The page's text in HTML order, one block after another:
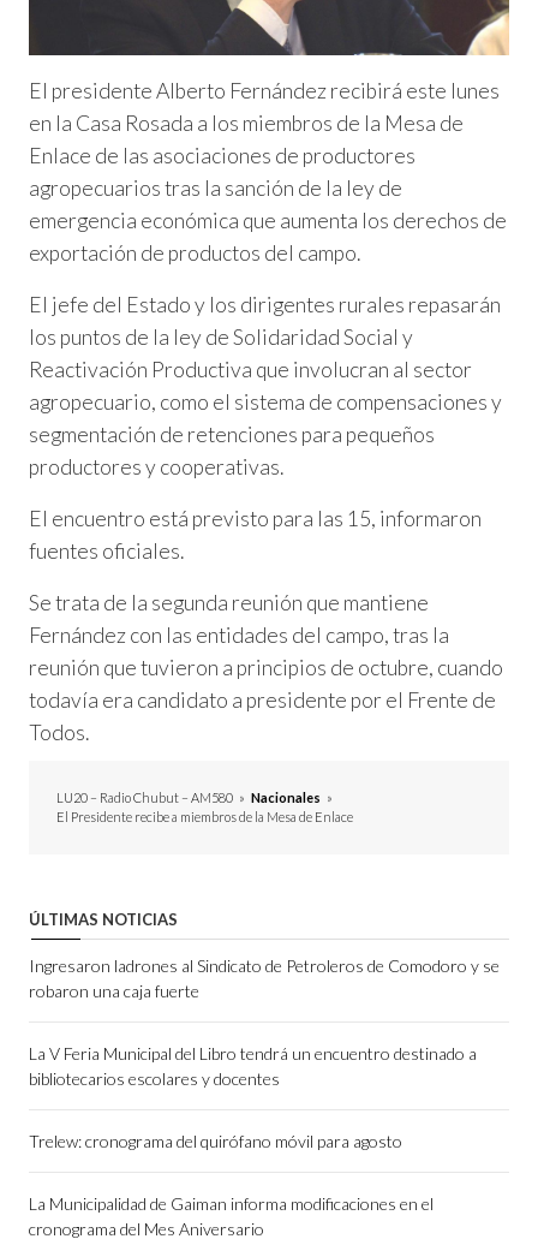
El presidente Alberto Fernández recibirá este lunes
en la Casa Rosada a los miembros de la Mesa de
Enlace de las asociaciones de productores
agropecuarios tras la sanción de la ley de
emergencia económica que aumenta los derechos de
exportación de productos del campo.
El jefe del Estado y los dirigentes rurales repasarán
los puntos de la ley de Solidaridad Social y
Reactivación Productiva que involucran al sector
agropecuario, como el sistema de compensaciones y
segmentación de retenciones para pequeños
productores y cooperativas.
El encuentro está previsto para las 15, informaron
fuentes oficiales.
Se trata de la segunda reunión que mantiene
Fernández con las entidades del campo, tras la
reunión que tuvieron a principios de octubre, cuando
todavía era candidato a presidente por el Frente de
Todos.
LU20 – Radio Chubut – AM580 » Nacionales »
El Presidente recibe a miembros de la Mesa de Enlace
ÚLTIMAS NOTICIAS
Ingresaron ladrones al Sindicato de Petroleros de Comodoro y se
robaron una caja fuerte
La V Feria Municipal del Libro tendrá un encuentro destinado a
bibliotecarios escolares y docentes
Trelew: cronograma del quirófano móvil para agosto
La Municipalidad de Gaiman informa modificaciones en el
cronograma del Mes Aniversario